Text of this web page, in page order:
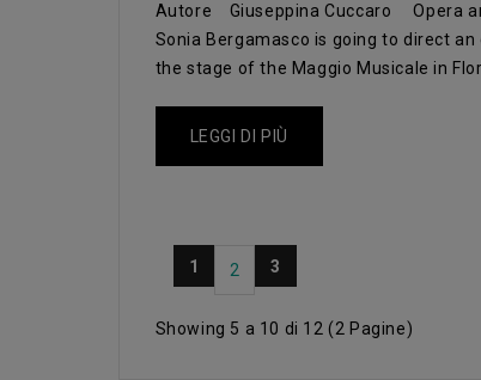
Autore Giuseppina Cuccaro Opera
Sonia Bergamasco is going to direct
the stage of the Maggio Musicale in
LEGGI DI PIÙ
1 2 3
Showing 5 a 10 di 12 (2 Pagine)